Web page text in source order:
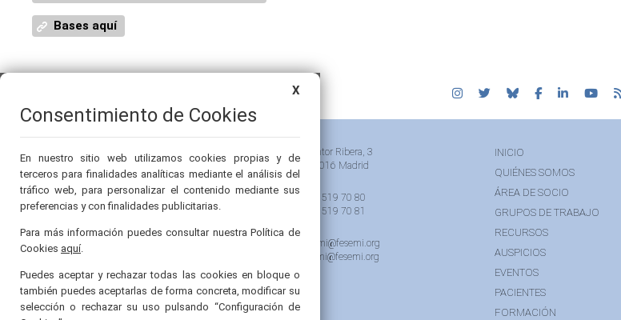
Bases aquí
Pintor Ribera, 3
28016 Madrid
91 519 70 80
91 519 70 81
semi@fesemi.org
femi@fesemi.org
INICIO
QUIÉNES SOMOS
ÁREA DE SOCIO
GRUPOS DE TRABAJO
RECURSOS
AUSPICIOS
EVENTOS
PACIENTES
FORMACIÓN
X
Consentimiento de Cookies
En nuestro sitio web utilizamos cookies propias y de
terceros para finalidades analíticas mediante el análisis del
tráfico web, para personalizar el contenido mediante sus
preferencias y con finalidades publicitarias.
Para más información puedes consultar nuestra Política de
Cookies aquí.
Puedes aceptar y rechazar todas las cookies en bloque o
también puedes aceptarlas de forma concreta, modificar su
selección o rechazar su uso pulsando “Configuración de